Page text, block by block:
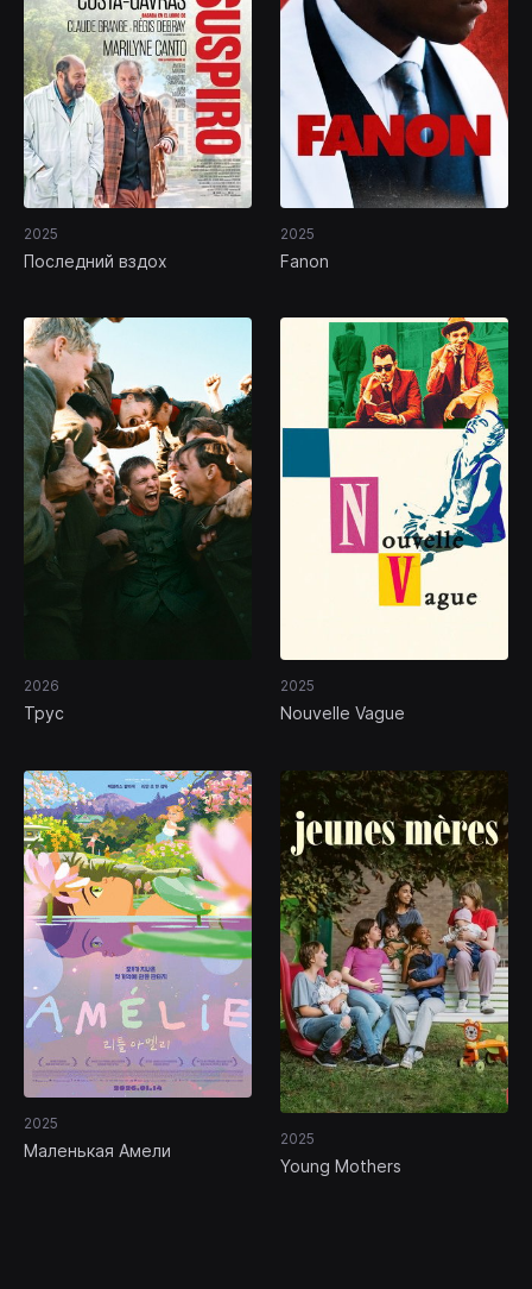
2025
Последний вздох
2025
Fanon
2026
Трус
2025
Nouvelle Vague
2025
Маленькая Амели
2025
Young Mothers